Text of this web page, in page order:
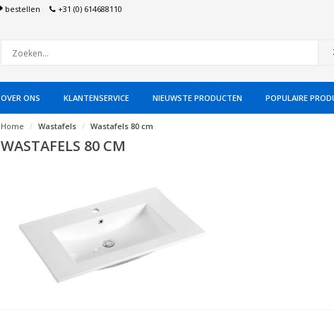
bestellen +31 (0) 614688110
OVER ONS KLANTENSERVICE NIEUWSTE PRODUCTEN POPULAIRE
Home Wastafels Wastafels 80 cm
WASTAFELS 80 CM